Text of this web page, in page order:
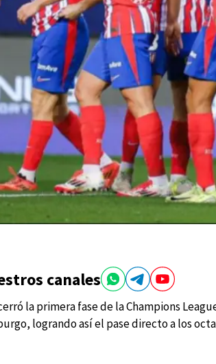
canales
la primera fase de la Champions
logrando así el pase directo a los